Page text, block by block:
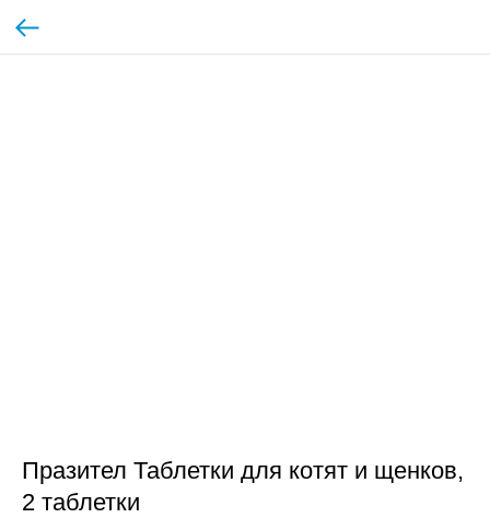
Празител Таблетки для котят и щенков,
2 таблетки